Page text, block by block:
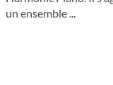
un ensemble ...